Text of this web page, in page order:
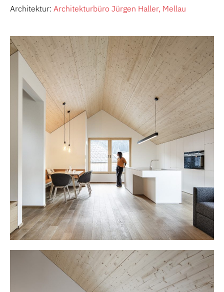
Architektur: Architekturbüro Jürgen Haller, Mellau